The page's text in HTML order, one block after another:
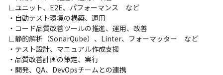
∟ユニット、E2E、パフォーマンス　など
・自動テスト環境の構築、運用
・コード品質改善ツールの推進、運用、改善
∟静的解析（SonarQube）、Linter、フォーマッター　など
・テスト設計、マニュアル作成支援
・品質改善計画の策定、実行
・開発、QA、DevOpsチームとの連携